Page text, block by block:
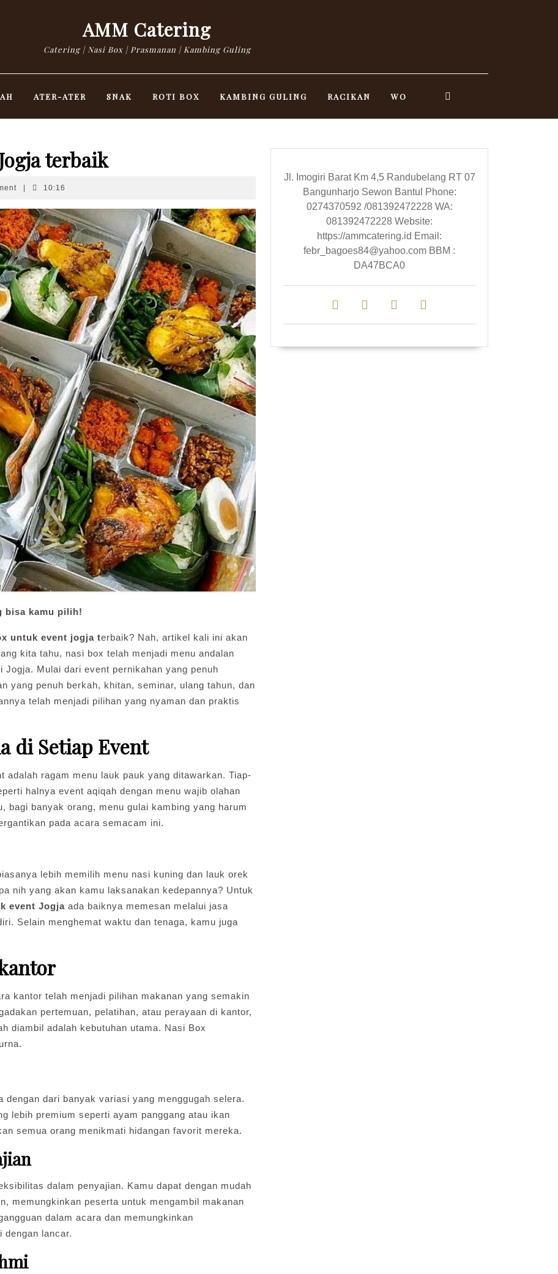
AMM Catering
Catering | Nasi Box | Prasmanan | Kambing Guling
ATER-ATER SNAK ROTI BOX KAMBING GULING RACIKAN WO
terbaik
10:16
bisa kamu pilih!
untuk event jogja terbaik? Nah, artikel kali ini akan
kita tahu, nasi box telah menjadi menu andalan
Mulai dari event pernikahan yang penuh
yang penuh berkah, khitan, seminar, ulang tahun, dan
telah menjadi pilihan yang nyaman dan praktis
di Setiap Event
adalah ragam menu lauk pauk yang ditawarkan. Tiap-
halnya event aqiqah dengan menu wajib olahan
bagi banyak orang, menu gulai kambing yang harum
pada acara semacam ini.
lebih memilih menu nasi kuning dan lauk orek
nih yang akan kamu laksanakan kedepannya? Untuk
event Jogja ada baiknya memesan melalui jasa
Selain menghemat waktu dan tenaga, kamu juga
kantor telah menjadi pilihan makanan yang semakin
pertemuan, pelatihan, atau perayaan di kantor,
diambil adalah kebutuhan utama. Nasi Box
dari banyak variasi yang menggugah selera.
lebih premium seperti ayam panggang atau ikan
semua orang menikmati hidangan favorit mereka.
dalam penyajian. Kamu dapat dengan mudah
memungkinkan peserta untuk mengambil makanan
dalam acara dan memungkinkan
dengan lancar.
Jl. Imogiri Barat Km 4,5 Randubelang RT 07
Bangunharjo Sewon Bantul Phone:
0274370592 /081392472228 WA:
081392472228 Website:
https://ammcatering.id Email:
febr_bagoes84@yahoo.com BBM :
DA47BCA0